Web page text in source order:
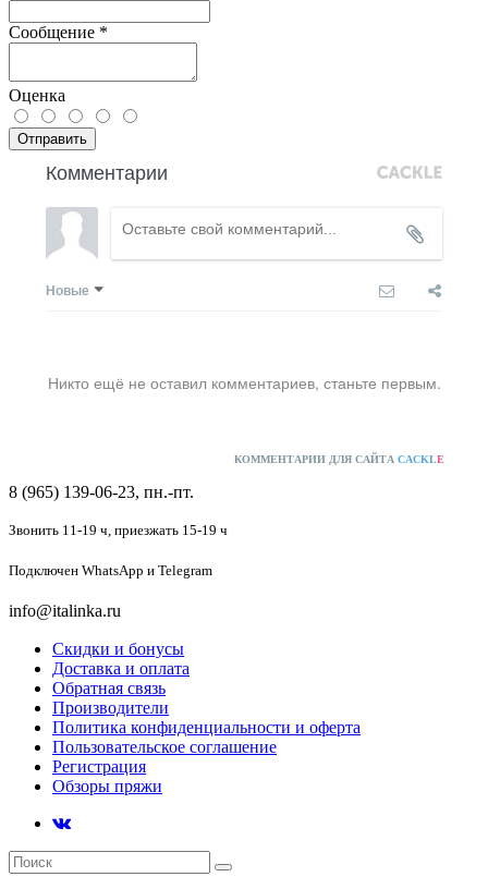
Сообщение *
Оценка
Отправить
Комментарии
Новые
Никто ещё не оставил комментариев, станьте первым.
КОММЕНТАРИИ ДЛЯ САЙТА CACKLE
8 (965) 139-06-23, пн.-пт.
Звонить 11-19 ч, приезжать 15-19 ч
Подключен WhatsApp и Telegram
info@italinka.ru
Скидки и бонусы
Доставка и оплата
Обратная связь
Производители
Политика конфиденциальности и оферта
Пользовательское соглашение
Регистрация
Обзоры пряжи